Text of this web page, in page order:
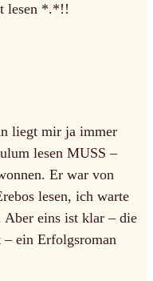
lesen *.*!!
liegt mir ja immer
lesen MUSS –
Er war von
lesen, ich warte
Aber eins ist klar – die
ein Erfolgsroman